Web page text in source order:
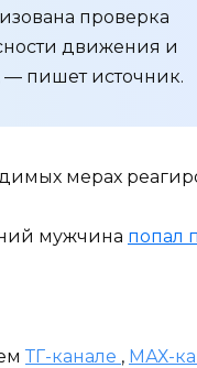
проверка
движения и
— пишет источник.
мерах
мужчина попал
ТГ-канале , МАХ-